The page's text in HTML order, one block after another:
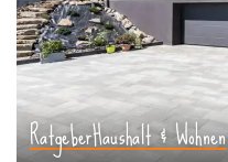
RatgeberHaushalt & Wohnen